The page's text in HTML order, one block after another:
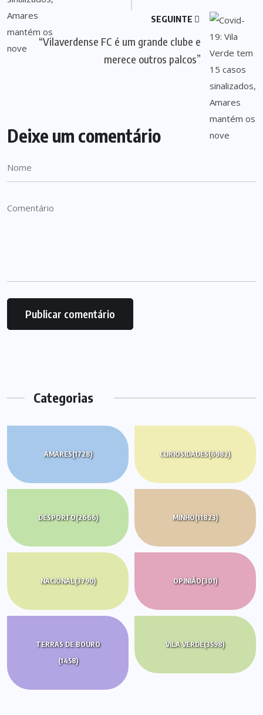
SEGUINTE
“Vilaverdense FC é um grande clube e
merece outros palcos”
Deixe um comentário
Categorias
AMARES(1728) CURIOSIDADES(6982)
DESPORTO(2666) MINHO(11823)
NACIONAL(3790) OPINIÃO(301)
TERRAS DE BOURO
(1458)
VILA VERDE(3598)